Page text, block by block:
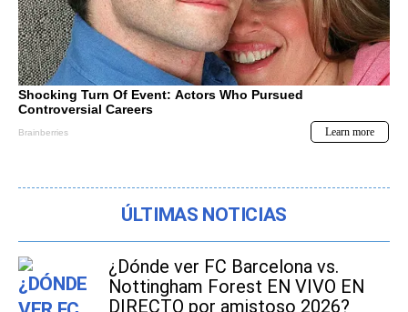
ÚLTIMAS NOTICIAS
¿Dónde ver FC Barcelona vs.
Nottingham Forest EN VIVO EN
DIRECTO por amistoso 2026?